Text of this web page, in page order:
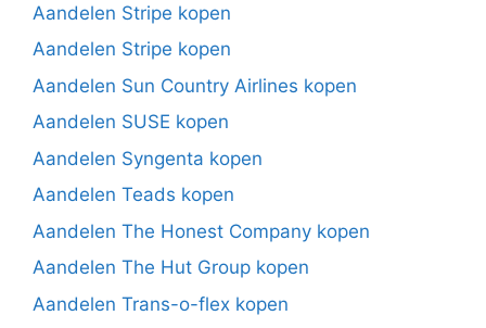
Aandelen Stripe kopen
Aandelen Stripe kopen
Aandelen Sun Country Airlines kopen
Aandelen SUSE kopen
Aandelen Syngenta kopen
Aandelen Teads kopen
Aandelen The Honest Company kopen
Aandelen The Hut Group kopen
Aandelen Trans-o-flex kopen